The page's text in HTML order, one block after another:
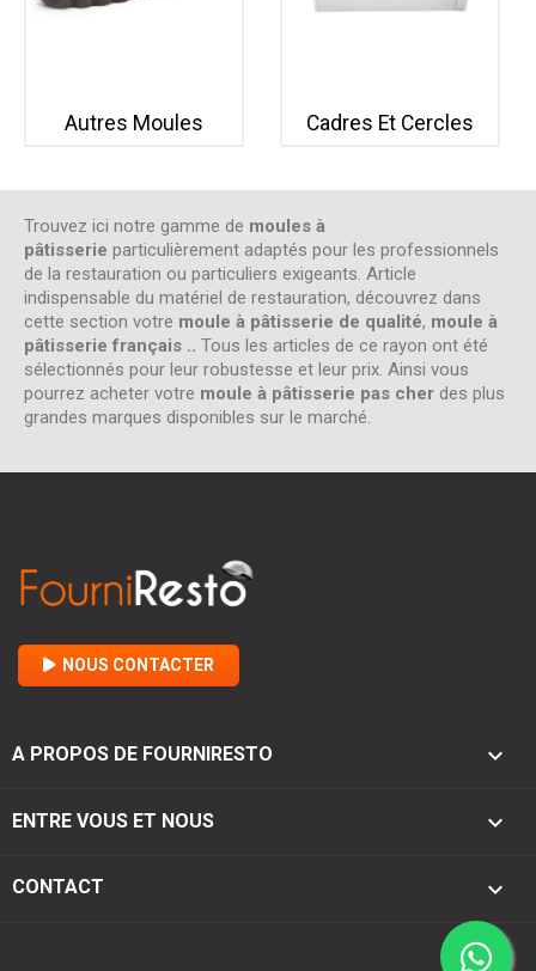
Autres Moules Cadres Et Cercles
Trouvez ici notre gamme de moules à
pâtisserie particulièrement adaptés pour les professionnels
de la restauration ou particuliers exigeants. Article
indispensable du matériel de restauration, découvrez dans
cette section votre moule à pâtisserie de qualité, moule à
pâtisserie français .. Tous les articles de ce rayon ont été
sélectionnés pour leur robustesse et leur prix. Ainsi vous
pourrez acheter votre moule à pâtisserie pas cher des plus
grandes marques disponibles sur le marché.
NOUS CONTACTER
A PROPOS DE FOURNIRESTO 
ENTRE VOUS ET NOUS 
CONTACT keyboard_arrow_down